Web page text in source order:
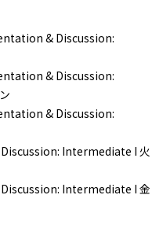
& Discussion:
& Discussion:
& Discussion:
Intermediate I 火
Intermediate I 金